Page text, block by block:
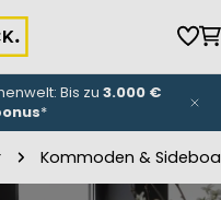
Bis zu 3.000 €
*
Kommoden &